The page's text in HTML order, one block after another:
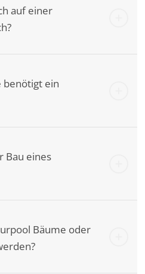
auf einer
benötigt ein
Bau eines
Bäume oder